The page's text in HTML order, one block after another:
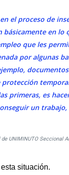
el proceso de
básicamente en lo
que les
por algunas
primeras, es
un
UNIMINUTO Seccional
situación.